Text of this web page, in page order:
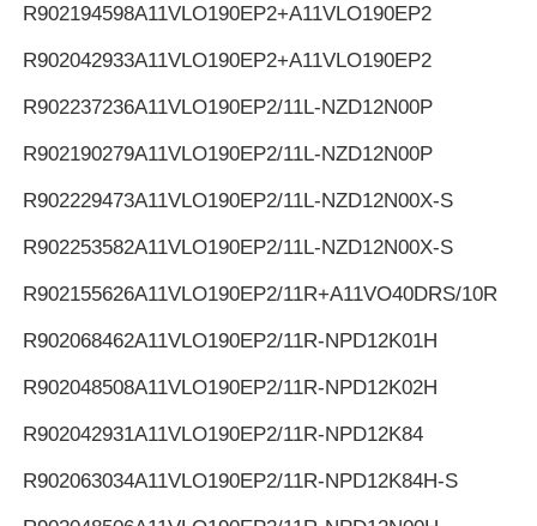
R902194598A11VLO190EP2+A11VLO190EP2
R902042933A11VLO190EP2+A11VLO190EP2
R902237236A11VLO190EP2/11L-NZD12N00P
R902190279A11VLO190EP2/11L-NZD12N00P
R902229473A11VLO190EP2/11L-NZD12N00X-S
R902253582A11VLO190EP2/11L-NZD12N00X-S
R902155626A11VLO190EP2/11R+A11VO40DRS/10R
R902068462A11VLO190EP2/11R-NPD12K01H
R902048508A11VLO190EP2/11R-NPD12K02H
R902042931A11VLO190EP2/11R-NPD12K84
R902063034A11VLO190EP2/11R-NPD12K84H-S